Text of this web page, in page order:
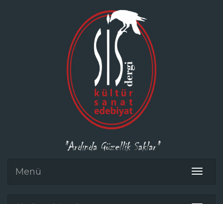
"Ardında Güzellik Saklar"
Toggle
Menü